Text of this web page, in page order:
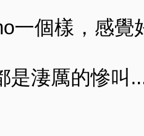
一個樣，感
是淒厲的慘叫